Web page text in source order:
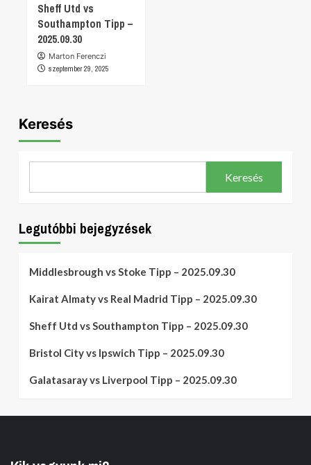
Sheff Utd vs
Southampton Tipp –
2025.09.30
Marton Ferenczi
szeptember 29, 2025
Keresés
Keresés
Legutóbbi bejegyzések
Middlesbrough vs Stoke Tipp – 2025.09.30
Kairat Almaty vs Real Madrid Tipp – 2025.09.30
Sheff Utd vs Southampton Tipp – 2025.09.30
Bristol City vs Ipswich Tipp – 2025.09.30
Galatasaray vs Liverpool Tipp – 2025.09.30